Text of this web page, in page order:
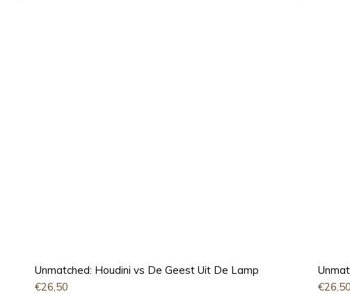
Unmatched: Houdini vs De Geest Uit De Lamp
€26,50
€